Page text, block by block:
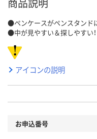
●ペンケースがペンスタンド
●中が見やすい＆探しやすい！
アイコンの説明
お申込番号